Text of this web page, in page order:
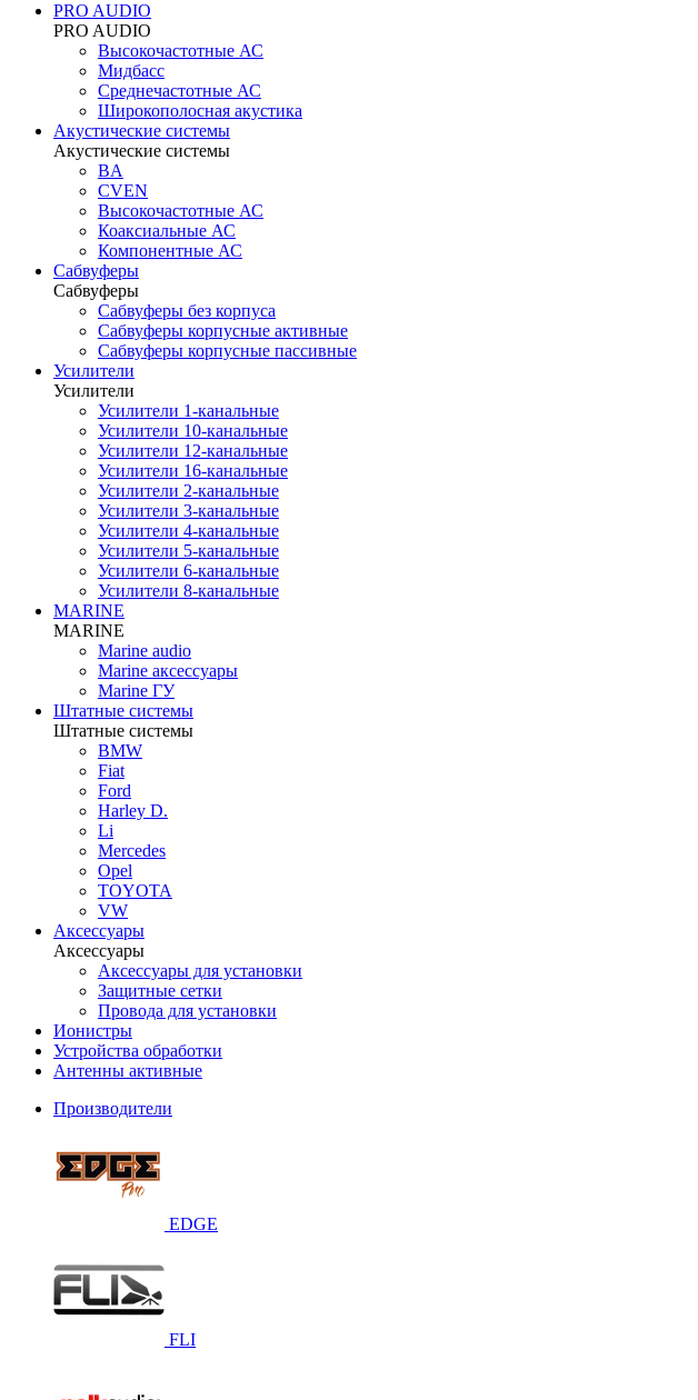
PRO AUDIO
PRO AUDIO
Высокочастотные АС
Мидбасс
Среднечастотные АС
Широкополосная акустика
Акустические системы
Акустические системы
BA
CVEN
Высокочастотные АС
Коаксиальные АС
Компонентные АС
Сабвуферы
Сабвуферы
Сабвуферы без корпуса
Сабвуферы корпусные активные
Сабвуферы корпусные пассивные
Усилители
Усилители
Усилители 1-канальные
Усилители 10-канальные
Усилители 12-канальные
Усилители 16-канальные
Усилители 2-канальные
Усилители 3-канальные
Усилители 4-канальные
Усилители 5-канальные
Усилители 6-канальные
Усилители 8-канальные
MARINE
MARINE
Marine audio
Marine аксессуары
Marine ГУ
Штатные системы
Штатные системы
BMW
Fiat
Ford
Harley D.
Li
Mercedes
Opel
TOYOTA
VW
Аксессуары
Аксессуары
Аксессуары для установки
Защитные сетки
Провода для установки
Ионистры
Устройства обработки
Антенны активные
Производители
EDGE
FLI